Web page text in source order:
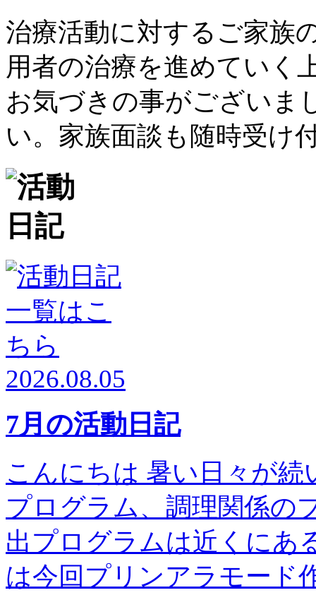
治療活動に対するご家族
用者の治療を進めていく
お気づきの事がございま
い。家族面談も随時受け
2026.08.05
7月の活動日記
こんにちは 暑い日々が
プログラム、調理関係
出プログラムは近くにあ
は今回プリンアラモー